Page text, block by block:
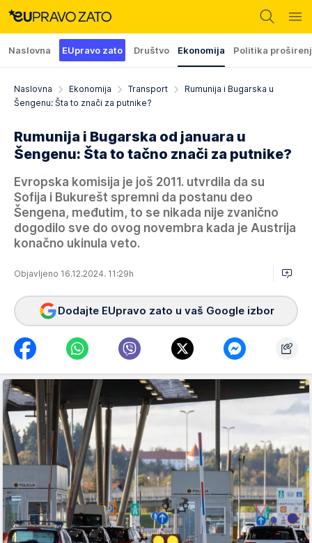
Naslovna EUpravo zato Društvo Ekonomija Politika
Naslovna Ekonomija Transport
Rumunija i Bugarska u
Šengenu: Šta to znači za putnike?
Rumunija i Bugarska od januara u
Šengenu: Šta to tačno znači za putnike?
Evropska komisija je još 2011. utvrdila da su
Sofija i Bukurešt spremni da postanu deo
Šengena, međutim, to se nikada nije zvanično
dogodilo sve do ovog novembra kada je Austrija
konačno ukinula veto.
Objavljeno 16.12.2024. 11:29h
Dodajte EUpravo zato u vaš Google izbor